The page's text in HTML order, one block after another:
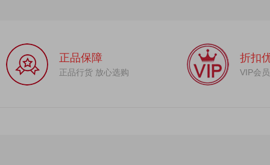
正品保障
正品行货 放心选购
折扣
VIP会